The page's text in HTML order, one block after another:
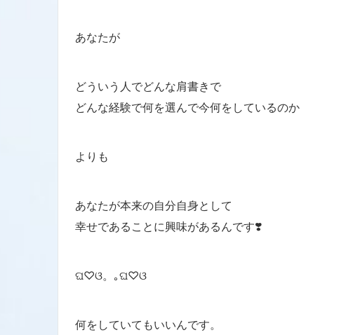
あなたが
どういう人でどんな肩書きで
どんな経験で何を選んで今何をしているのか
よりも
あなたが本来の自分自身として
幸せであることに興味があるんです❣️
ଘ♡ଓ。｡ଘ♡ଓ
何をしていてもいいんです。